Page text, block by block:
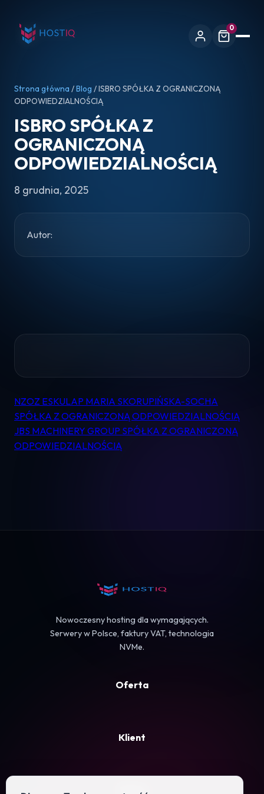
0
Pomoc
Kontakt
Strona główna /Blog / ISBRO SPÓŁKA Z OGRANICZONĄ
ODPOWIEDZIALNOŚCIĄ
ISBRO SPÓŁKA Z
OGRANICZONĄ
ODPOWIEDZIALNOŚCIĄ
8 grudnia, 2025
Autor:
Nawigacja
wpisu
NZOZ ESKULAP MARIA SKORUPIŃSKA-SOCHA
SPÓŁKA Z OGRANICZONĄ ODPOWIEDZIALNOŚCIĄ
JBS MACHINERY GROUP SPÓŁKA Z OGRANICZONĄ
ODPOWIEDZIALNOŚCIĄ
Nowoczesny hosting dla wymagających.
Serwery w Polsce, faktury VAT, technologia
NVMe.
Oferta
Klient
Firma